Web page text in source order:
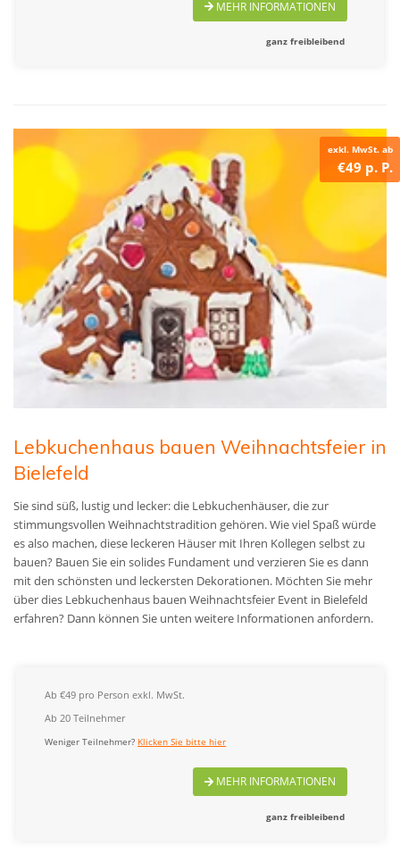
MEHR INFORMATIONEN
ganz freibleibend
exkl. MwSt. ab
€49 p. P.
Lebkuchenhaus bauen Weihnachtsfeier in
Bielefeld
Sie sind süß, lustig und lecker: die Lebkuchenhäuser, die zur
stimmungsvollen Weihnachtstradition gehören. Wie viel Spaß würde
es also machen, diese leckeren Häuser mit Ihren Kollegen selbst zu
bauen? Bauen Sie ein solides Fundament und verzieren Sie es dann
mit den schönsten und leckersten Dekorationen. Möchten Sie mehr
über dies Lebkuchenhaus bauen Weihnachtsfeier Event in Bielefeld
erfahren? Dann können Sie unten weitere Informationen anfordern.
Ab €49 pro Person exkl. MwSt.
Ab 20 Teilnehmer
Weniger Teilnehmer? Klicken Sie bitte hier
MEHR INFORMATIONEN
ganz freibleibend